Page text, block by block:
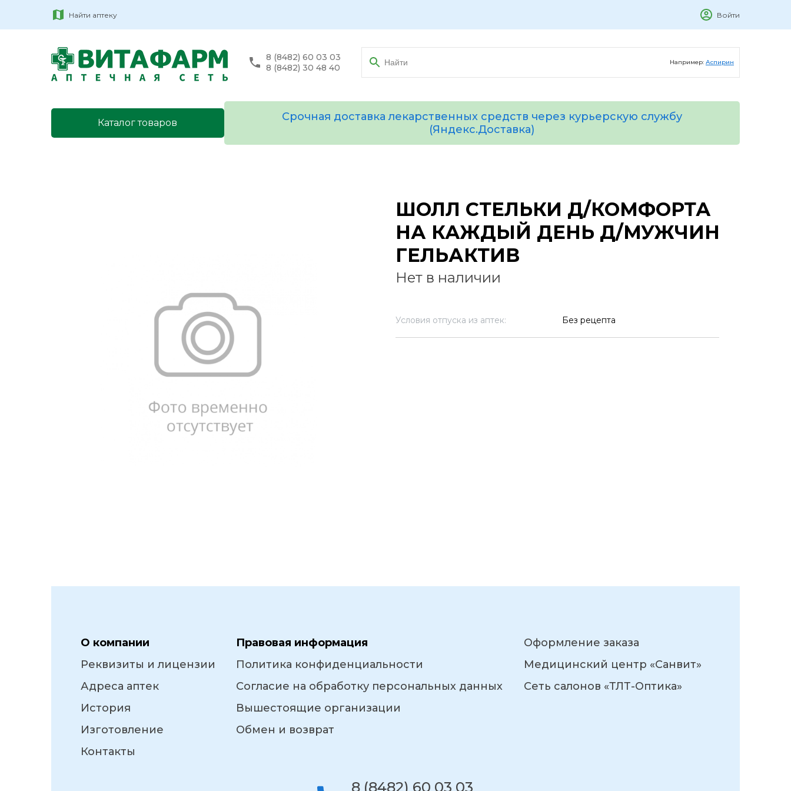
Найти аптеку Войти
8 (8482) 60 03 03
8 (8482) 30 48 40
Например: Аспирин
Каталог товаров
Срочная доставка лекарственных средств через курьерскую службу
(Яндекс.Доставка)
ШОЛЛ СТЕЛЬКИ Д/КОМФОРТА
НА КАЖДЫЙ ДЕНЬ Д/МУЖЧИН
ГЕЛЬАКТИВ
Нет в наличии
Условия отпуска из аптек: Без рецепта
О компании
Реквизиты и лицензии
Адреса аптек
История
Изготовление
Контакты
Правовая информация
Политика конфиденциальности
Согласие на обработку персональных данных
Вышестоящие организации
Обмен и возврат
Оформление заказа
Медицинский центр «Санвит»
Сеть салонов «ТЛТ-Оптика»
8 (8482) 60 03 03